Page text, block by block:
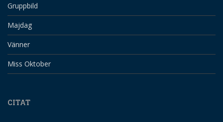
Gruppbild
Majdag
Vänner
Miss Oktober
CITAT